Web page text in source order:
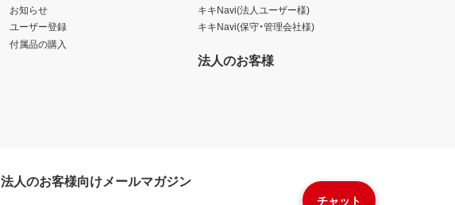
チャット
お知らせ
ユーザー登録
付属品の購入
キキNavi(法人ユーザー様)
キキNavi(保守・管理会社様)
法人のお客様
法人のお客様向けメールマガジン